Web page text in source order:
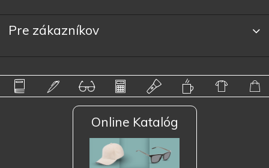
Pre zákazníkov
Online Katalóg